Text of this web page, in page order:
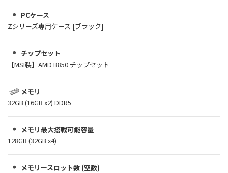
PCケース
Zシリーズ専用ケース [ブラック]
チップセット
【MSI製】AMD B850 チップセット
メモリ
32GB (16GB x2) DDR5
メモリ最大搭載可能容量
128GB (32GB x4)
メモリースロット数 (空数)